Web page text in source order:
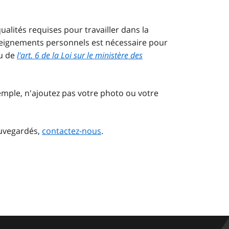
requises pour travailler dans la
personnels est nécessaire pour
del'art. 6 de la Loi sur le ministère des
n'ajoutez pas votre photo ou votre
contactez-nous.